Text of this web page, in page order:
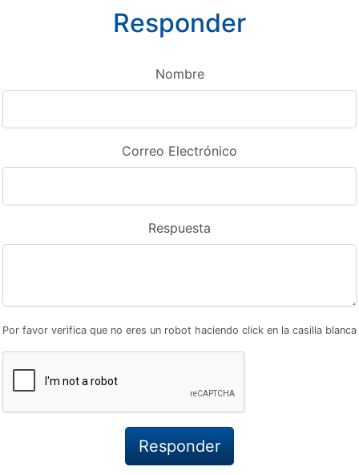
Responder
Nombre
Correo Electrónico
Respuesta
Por favor verifica que no eres un robot haciendo click en la casilla blanca